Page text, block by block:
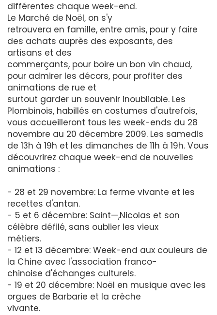
différentes chaque week-end.
Le Marché de Noël, on s'y
retrouvera en famille, entre amis, pour y faire
des achats auprès des exposants, des
artisans et des
commerçants, pour boire un bon vin chaud,
pour admirer les décors, pour profiter des
animations de rue et
surtout garder un souvenir inoubliable. Les
Plombinois, habillés en costumes d'autrefois,
vous accueilleront tous les week-ends du 28
novembre au 20 décembre 2009. Les samedis
de 13h à 19h et les dimanches de 11h à 19h. Vous
découvrirez chaque week-end de nouvelles
animations :
- 28 et 29 novembre: La ferme vivante et les
recettes d'antan.
- 5 et 6 décembre: Saint—,Nicolas et son
célèbre défilé, sans oublier les vieux
métiers.
- 12 et 13 décembre: Week-end aux couleurs de
la Chine avec l'association franco-
chinoise d'échanges culturels.
- 19 et 20 décembre: Noël en musique avec les
orgues de Barbarie et la crèche
vivante.